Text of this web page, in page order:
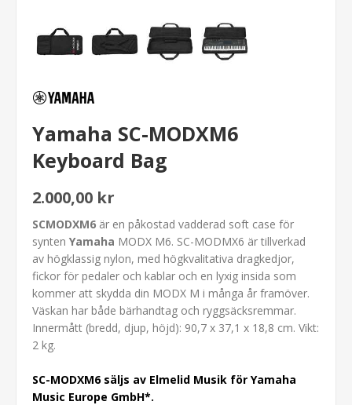
Yamaha SC-MODXM6
Keyboard Bag
2.000,00 kr
SCMODXM6 är en påkostad vadderad soft case för
synten Yamaha MODX M6. SC-MODMX6 är tillverkad
av högklassig nylon, med högkvalitativa dragkedjor,
fickor för pedaler och kablar och en lyxig insida som
kommer att skydda din MODX M i många år framöver.
Väskan har både bärhandtag och ryggsäcksremmar.
Innermått (bredd, djup, höjd): 90,7 x 37,1 x 18,8 cm. Vikt:
2 kg.
SC-MODXM6 säljs av Elmelid Musik för Yamaha
Music Europe GmbH*.